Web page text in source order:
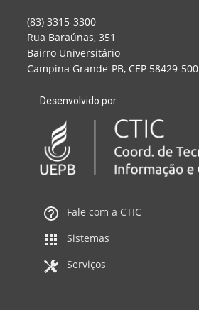
(83) 3315-3300
Rua Baraúnas, 351
Bairro Universitário
Campina Grande-PB, CEP 58429-500
Desenvolvido por:
Fale com a CTIC
Sistemas
Serviços